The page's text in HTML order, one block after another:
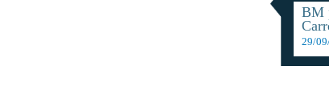
BM
29/